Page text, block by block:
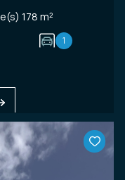
Villa 4 pièce(s) 3 chambre(s) 178 m²
1